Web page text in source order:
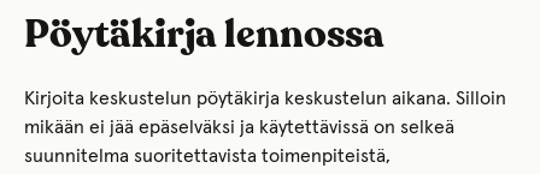
Pöytäkirja lennossa
Kirjoita keskustelun pöytäkirja keskustelun aikana. Silloin
mikään ei jää epäselväksi ja käytettävissä on selkeä
suunnitelma suoritettavista toimenpiteistä,